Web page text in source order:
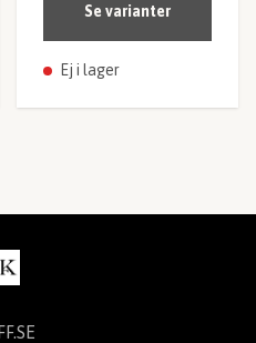
Se varianter
Ej i lager